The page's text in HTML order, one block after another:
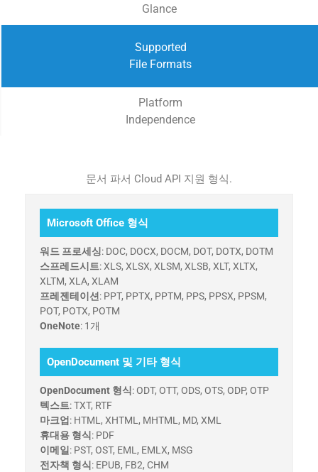
Glance
Supported
File Formats
Platform
Independence
문서 파서 Cloud API 지원 형식.
Microsoft Office 형식
워드 프로세싱: DOC, DOCX, DOCM, DOT, DOTX, DOTM
스프레드시트: XLS, XLSX, XLSM, XLSB, XLT, XLTX,
XLTM, XLA, XLAM
프레젠테이션: PPT, PPTX, PPTM, PPS, PPSX, PPSM,
POT, POTX, POTM
OneNote: 1개
OpenDocument 및 기타 형식
OpenDocument 형식: ODT, OTT, ODS, OTS, ODP, OTP
텍스트: TXT, RTF
마크업 : HTML, XHTML, MHTML, MD, XML
휴대용 형식: PDF
이메일: PST, OST, EML, EMLX, MSG
전자책 형식: EPUB, FB2, CHM